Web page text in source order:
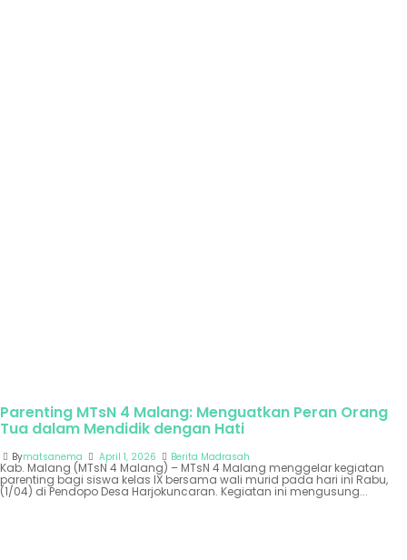
Parenting MTsN 4 Malang: Menguatkan Peran Orang
Tua dalam Mendidik dengan Hati
Bymatsanema April 1, 2026 Berita Madrasah
Kab. Malang (MTsN 4 Malang) – MTsN 4 Malang menggelar kegiatan
parenting bagi siswa kelas IX bersama wali murid pada hari ini Rabu,
(1/04) di Pendopo Desa Harjokuncaran. Kegiatan ini mengusung...